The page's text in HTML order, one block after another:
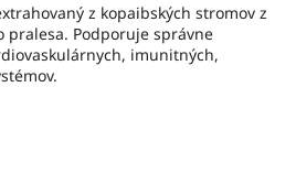
z kopaibských stromov z
pralesa. Podporuje správne
imunitných,